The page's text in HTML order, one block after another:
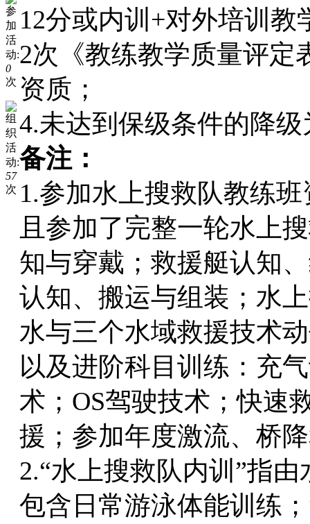
参
加
活
动:
0
次
组
织
活
动:
57
次
12分或内训+对外培训
2次《教练教学质量评定
资质；
4.未达到保级条件的降
备注：
1.参加水上搜救队教练
且参加了完整一轮水上
知与穿戴；救援艇认知
认知、搬运与组装；水
水与三个水域救援技术
以及进阶科目训练：充
术；OS驾驶技术；快速
援；参加年度激流、桥
2.“水上搜救队内训”指
包含日常游泳体能训练